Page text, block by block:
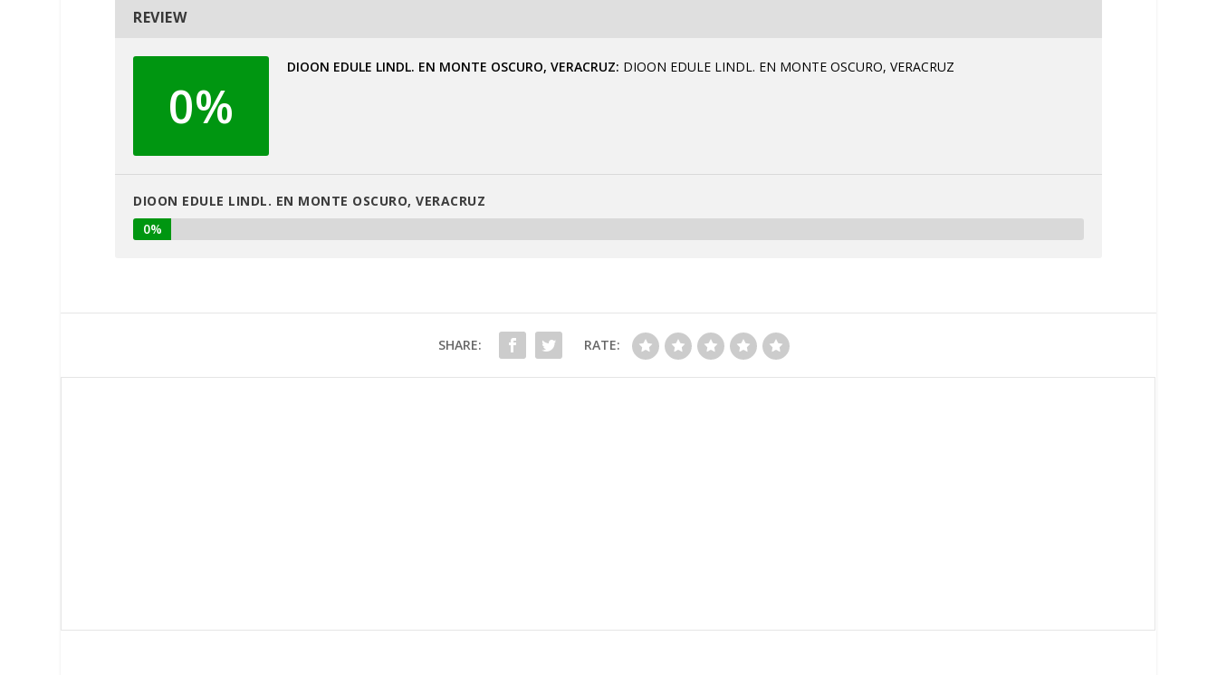
REVIEW
0%
DIOON EDULE LINDL. EN MONTE OSCURO, VERACRUZ DIOON EDULE LINDL. EN MONTE OSCURO, VERACRUZ
DIOON EDULE LINDL. EN MONTE OSCURO, VERACRUZ
0%
SHARE: RATE: